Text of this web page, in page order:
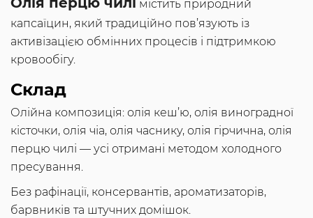
містить природний
капсаїцин, який традиційно пов’язують із
активізацією обмінних процесів і підтримкою
кровообігу.
Склад
Олійна композиція: олія кеш’ю, олія виноградної
кісточки, олія чіа, олія часнику, олія гірчична, олія
перцю чилі — усі отримані методом холодного
пресування.
Без рафінації, консервантів, ароматизаторів,
барвників та штучних домішок.